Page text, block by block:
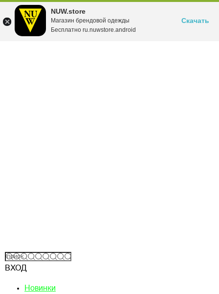
NUW.store
Магазин брендовой одежды
Бесплатно ru.nuwstore.android
Скачать
ВХОД
Новинки